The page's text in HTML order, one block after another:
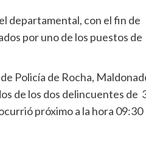
departamental, con el fin de
por uno de los puestos de
Policía de Rocha,
de los dos delincuentes de
próximo a la hora 09:30